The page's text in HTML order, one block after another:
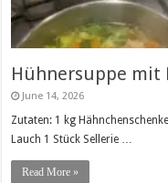
Hühnersuppe mit
June 14, 2026
Zutaten: 1 kg
Lauch 1 Stück Sellerie …
Read More »